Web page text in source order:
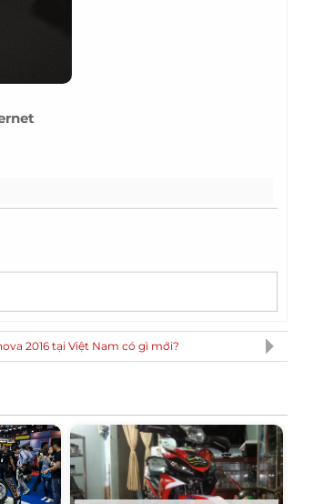
2016 tại Việt Nam có gì mới?